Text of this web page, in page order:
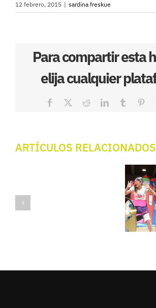
12 febrero, 2015 | sardina freskue
Para compartir esta
elija cualquier
Facebook RedditLinkedInTumblr
ARTÍCULOS RELACIONADOS